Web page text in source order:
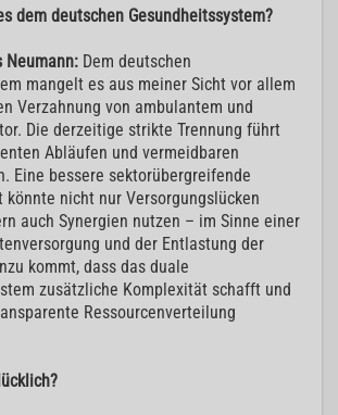
dem deutschen Gesundheitssystem?
Neumann: Dem deutschen
mangelt es aus meiner Sicht vor allem
Verzahnung von ambulantem und
Die derzeitige strikte Trennung führt
Abläufen und vermeidbaren
Eine bessere sektorübergreifende
könnte nicht nur Versorgungslücken
auch Synergien nutzen – im Sinne einer
und der Entlastung der
kommt, dass das duale
zusätzliche Komplexität schafft und
Ressourcenverteilung